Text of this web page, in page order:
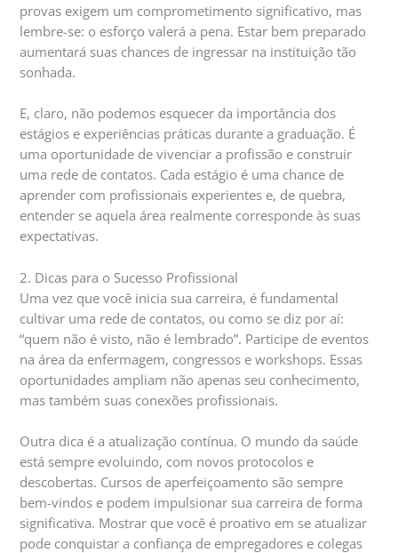
provas exigem um comprometimento significativo, mas
lembre-se: o esforço valerá a pena. Estar bem preparado
aumentará suas chances de ingressar na instituição tão
sonhada.
E, claro, não podemos esquecer da importância dos
estágios e experiências práticas durante a graduação. É
uma oportunidade de vivenciar a profissão e construir
uma rede de contatos. Cada estágio é uma chance de
aprender com profissionais experientes e, de quebra,
entender se aquela área realmente corresponde às suas
expectativas.
2. Dicas para o Sucesso Profissional
Uma vez que você inicia sua carreira, é fundamental
cultivar uma rede de contatos, ou como se diz por aí:
“quem não é visto, não é lembrado”. Participe de eventos
na área da enfermagem, congressos e workshops. Essas
oportunidades ampliam não apenas seu conhecimento,
mas também suas conexões profissionais.
Outra dica é a atualização contínua. O mundo da saúde
está sempre evoluindo, com novos protocolos e
descobertas. Cursos de aperfeiçoamento são sempre
bem-vindos e podem impulsionar sua carreira de forma
significativa. Mostrar que você é proativo em se atualizar
pode conquistar a confiança de empregadores e colegas